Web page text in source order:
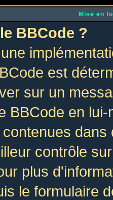
Mise en
BBCode ?
est
sur un
BBCode en
contrôle
plus
le formulaire